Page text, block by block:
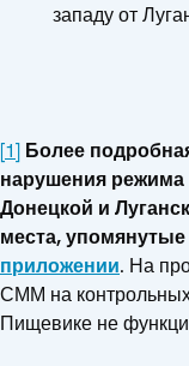
западу от
[1] Более
нарушения режима
Донецкой и
места,
приложении. На
СММ на
Пищевике не